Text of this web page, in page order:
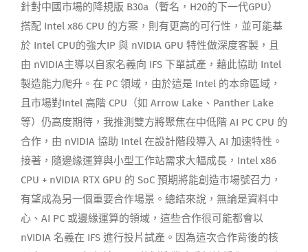
針對中國市場的降規版 B30a（暫名，H20的下一代GPU）
搭配 Intel x86 CPU 的方案，則有更高的可行性，並可能基
於 Intel CPU的強大IP 與 nVIDIA GPU 特性做深度客製，且
由 nVIDIA主導以自家名義向 IFS 下單試產，藉此協助 Intel
製造能力爬升。在 PC 領域，由於這是 Intel 的本命區域，
且市場對Intel 高階 CPU（如 Arrow Lake、Panther Lake
等）仍高度期待，我推測雙方將聚焦在中低階 AI PC CPU 的
合作，由 nVIDIA 協助 Intel 在設計階段導入 AI 加速特性。
接著，隨邊緣運算與小型工作站需求大幅成長，Intel x86
CPU + nVIDIA RTX GPU 的 SoC 預期將能創造市場號召力，
有望成為另一個重要合作場景。總結來說，無論是資料中
心、AI PC 或邊緣運算的領域，這些合作很可能都會以
nVIDIA 名義在 IFS 進行投片試產。因為這次合作背後的核